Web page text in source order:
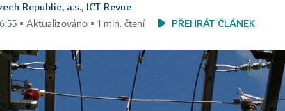
Republic, a.s., ICT Revue
▪ Aktualizováno ▪ 1 min. čtení PŘEHRÁT ČLÁNEK